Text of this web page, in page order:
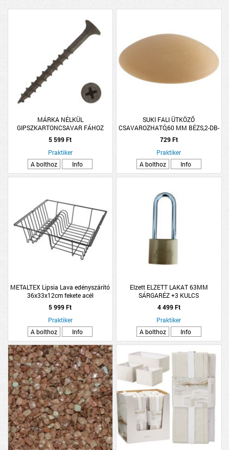
MÁRKA NÉLKÜL
GIPSZKARTONCSAVAR FÁHOZ
3.5X35MM SF PH FOSZFÁTOZOTT
1000DB/CSM
5 599 Ft
Praktiker
A bolthoz
Info
SUKI FALI ÜTKÖZŐ
CSAVAROZHATÓ,60 MM BÉZS,2-DB-
OS
729 Ft
Praktiker
A bolthoz
Info
METALTEX Lipsia Lava edényszárító
36x33x12cm fekete acél
5 999 Ft
Praktiker
A bolthoz
Info
Elzett ELZETT LAKAT 63MM
SÁRGARÉZ +3 KULCS
4 499 Ft
Praktiker
A bolthoz
Info